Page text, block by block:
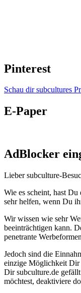
Pinterest
Schau dir subcultures
E-Paper
AdBlocker
Lieber subculture-
Wie es scheint, hast Du
sehr helfen, wenn Du
Wir wissen wie sehr
beeinträchtigen kann.
penetrante
Jedoch sind die
einzige Möglichkeit Dir
Dir subculture.de
möchtest, deaktiviere